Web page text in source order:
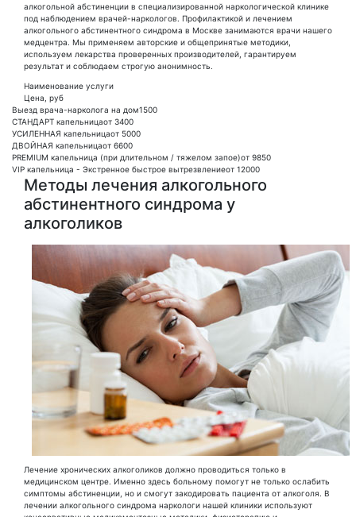
алкогольной абстиненции в специализированной наркологической клинике
под наблюдением врачей-наркологов. Профилактикой и лечением
алкогольного абстинентного синдрома в Москве занимаются врачи нашего
медцентра. Мы применяем авторские и общепринятые методики,
используем лекарства проверенных производителей, гарантируем
результат и соблюдаем строгую анонимность.
Наименование услуги
Цена, руб
Выезд врача-нарколога на дом1500
СТАНДАРТ капельницаот 3400
УСИЛЕННАЯ капельницаот 5000
ДВОЙНАЯ капельницаот 6600
PREMIUM капельница (при длительном / тяжелом запое)от 9850
VIP капельница - Экстренное быстрое вытрезвлениеот 12000
Методы лечения алкогольного
абстинентного синдрома у
алкоголиков
Лечение хронических алкоголиков должно проводиться только в
медицинском центре. Именно здесь больному помогут не только ослабить
симптомы абстиненции, но и смогут закодировать пациента от алкоголя. В
лечении алкогольного синдрома наркологи нашей клиники используют